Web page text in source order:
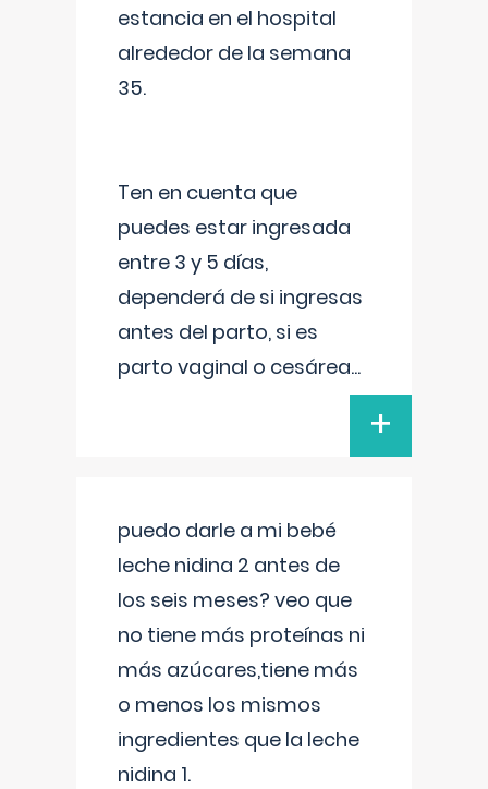
estancia en el hospital
alrededor de la semana
35.
Ten en cuenta que
puedes estar ingresada
entre 3 y 5 días,
dependerá de si ingresas
antes del parto, si es
parto vaginal o cesárea...
+
puedo darle a mi bebé
leche nidina 2 antes de
los seis meses? veo que
no tiene más proteínas ni
más azúcares,tiene más
o menos los mismos
ingredientes que la leche
nidina 1.